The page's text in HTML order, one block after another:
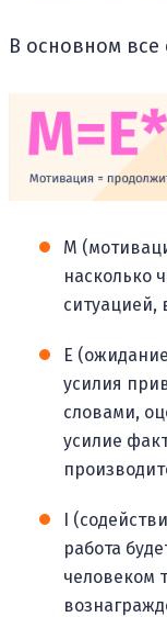
В основном все
М
насколько
ситуацией,
E
усилия
словами,
усилие
I
работа
человеком